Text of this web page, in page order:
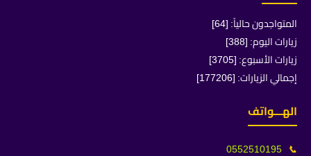
المتواجدون حالياً: [64]
زيارات اليوم: [388]
زيارات الأسبوع: [3705]
إجمالي الزيارات: [177206]
الهـــواتف
📞
0552510195